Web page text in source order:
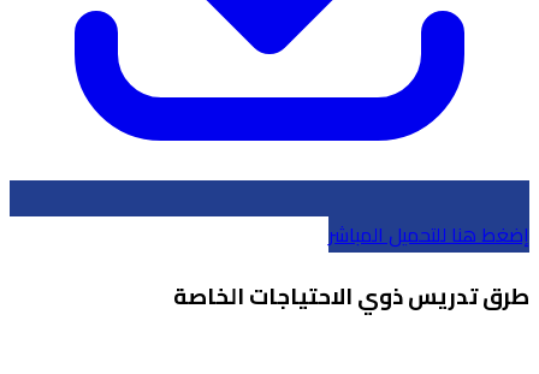
إضغط هنا للتحميل المباشر
طرق تدريس ذوي الاحتياجات الخاصة